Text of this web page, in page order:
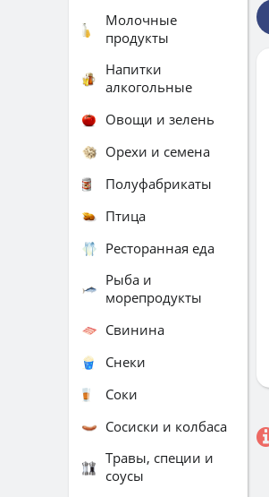
Молочные
продукты
Напитки
алкогольные
Овощи и зелень
Орехи и семена
Полуфабрикаты
Птица
Ресторанная еда
Рыба и
морепродукты
Свинина
Снеки
Соки
Сосиски и колбаса
Травы, специи и
соусы